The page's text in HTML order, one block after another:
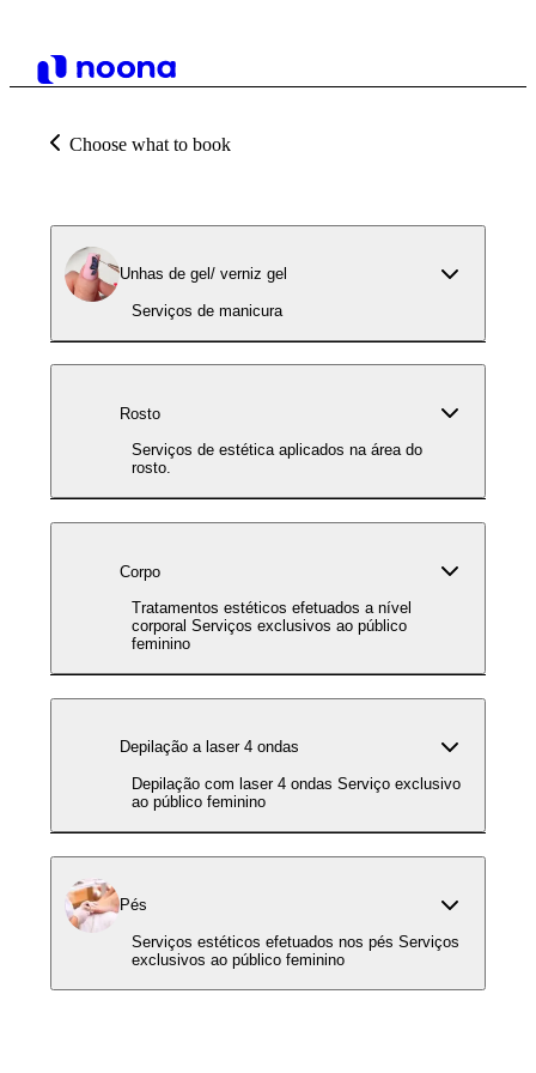
Choose what to book
Unhas de gel/ verniz gel
Serviços de manicura
Rosto
Serviços de estética aplicados na área do
rosto.
Corpo
Tratamentos estéticos efetuados a nível
corporal Serviços exclusivos ao público
feminino
Depilação a laser 4 ondas
Depilação com laser 4 ondas Serviço exclusivo
ao público feminino
Pés
Serviços estéticos efetuados nos pés Serviços
exclusivos ao público feminino